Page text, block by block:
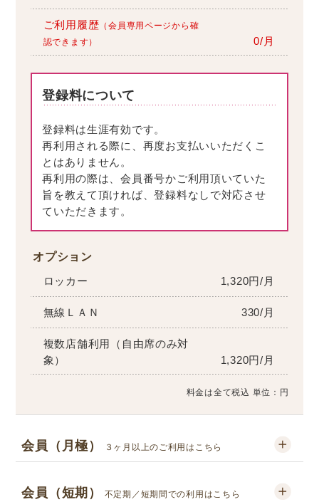
ご利用履歴 （会員専用ページから確
認できます）
0/月
登録料について
登録料は生涯有効です。
再利用される際に、再度お支払いいただくこ
とはありません。
再利用の際は、会員番号かご利用頂いていた
旨を教えて頂ければ、登録料なしで対応させ
ていただきます。
オプション
ロッカー 1,320円/月
無線ＬＡＮ 330/月
複数店舗利用（自由席のみ対
象）
1,320円/月
料金は全て税込 単位：円
会員（月極） ３ヶ月以上のご利用はこちら
会員（短期） 不定期／短期間での利用はこちら